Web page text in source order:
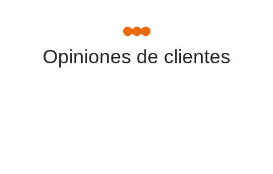
Opiniones de clientes